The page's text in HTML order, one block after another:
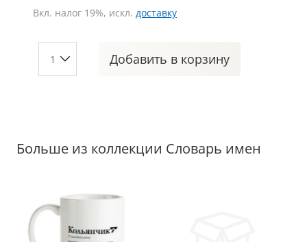
Вкл. налог 19%, искл. доставку
Добавить в корзину
Больше из коллекции Словарь имен